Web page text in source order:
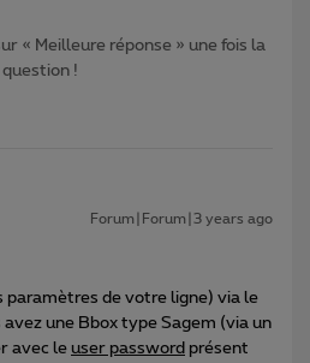
« Meilleure réponse » une fois la
!
Forum|Forum|3 years ago
paramètres de votre ligne) via le
une Bbox type Sagem (via un
avec le user password présent